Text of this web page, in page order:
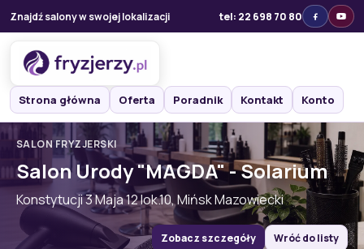
Znajdź salony w swojej lokalizacji tel: 22 698 70 80
Strona główna Oferta Poradnik Kontakt Konto
SALON FRYZJERSKI
Salon Urody "MAGDA" - Solarium
Konstytucji 3 Maja 12 lok.10, Mińsk Mazowiecki
Zobacz szczegóły Wróć do listy